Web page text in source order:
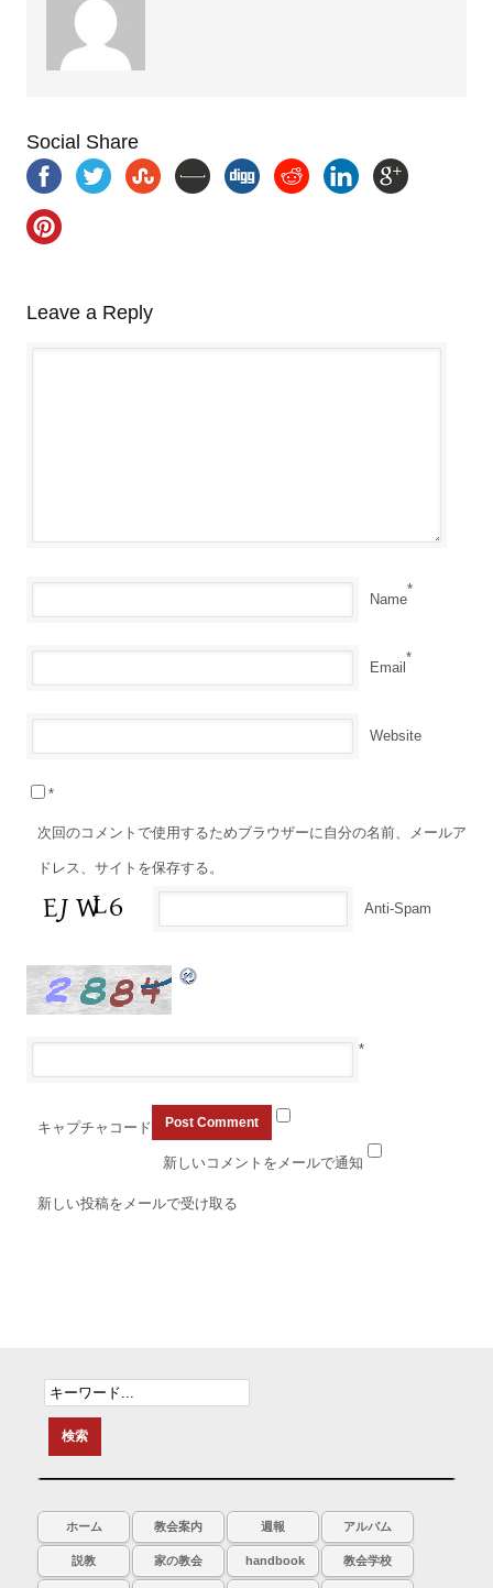
Social Share
Leave a Reply
Name
*
Email
*
Website
次回のコメントで使用するためブラウザーに自分の名前、メールア
ドレス、サイトを保存する。
Anti-Spam
*
キャプチャコード
*
新しいコメントをメールで通知
新しい投稿をメールで受け取る
ホーム 教会案内 週報 アルバム
説教 家の教会 handbook 教会学校